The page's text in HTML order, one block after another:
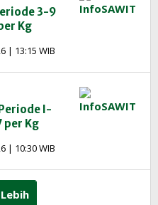
3-9
Kg
| 13:15 WIB
InfoSAWIT
I-
per Kg
| 10:30 WIB
InfoSAWIT